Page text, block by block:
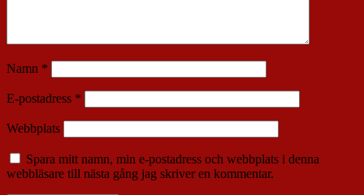
Namn *
E-postadress *
Webbplats
Spara mitt namn, min e-postadress och webbplats i denna
webbläsare till nästa gång jag skriver en kommentar.